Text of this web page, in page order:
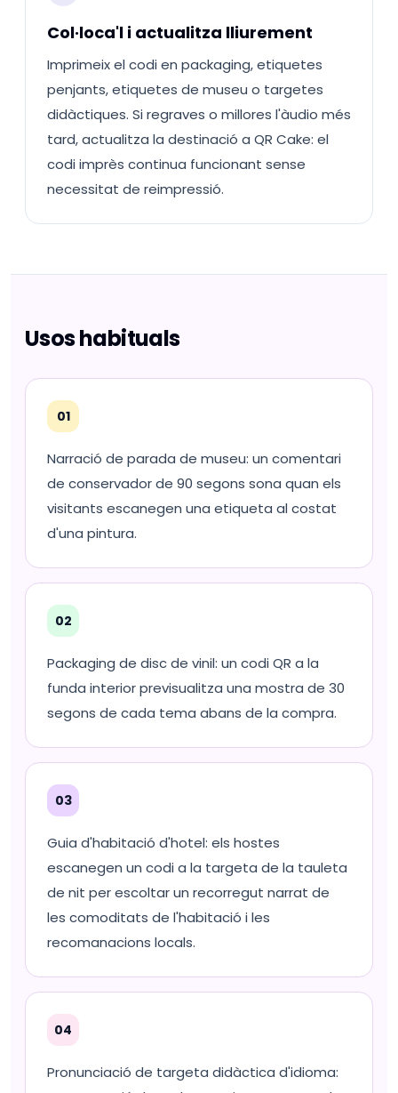
Col·loca'l i actualitza lliurement
Imprimeix el codi en packaging, etiquetes
penjants, etiquetes de museu o targetes
didàctiques. Si regraves o millores l'àudio més
tard, actualitza la destinació a QR Cake: el
codi imprès continua funcionant sense
necessitat de reimpressió.
Usos habituals
01
Narració de parada de museu: un comentari
de conservador de 90 segons sona quan els
visitants escanegen una etiqueta al costat
d'una pintura.
02
Packaging de disc de vinil: un codi QR a la
funda interior previsualitza una mostra de 30
segons de cada tema abans de la compra.
03
Guia d'habitació d'hotel: els hostes
escanegen un codi a la targeta de la tauleta
de nit per escoltar un recorregut narrat de
les comoditats de l'habitació i les
recomanacions locals.
04
Pronunciació de targeta didàctica d'idioma: